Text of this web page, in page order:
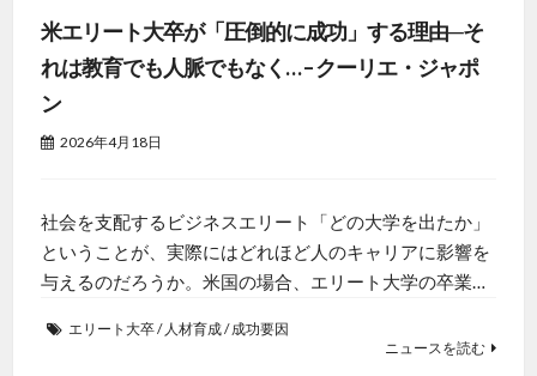
米エリート大卒が「圧倒的に成功」する理由─そ
れは教育でも人脈でもなく… – クーリエ・ジャポ
ン
2026年4月18日
社会を支配するビジネスエリート「どの大学を出たか」
ということが、実際にはどれほど人のキャリアに影響を
与えるのだろうか。米国の場合、エリート大学の卒業…
エリート大卒/ 人材育成/成功要因
ニュースを読む